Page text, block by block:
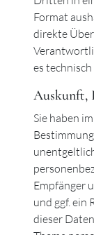
Format
direkte
es
Auskunft,
Sie haben
Empfänger
und ggf. ein
dieser